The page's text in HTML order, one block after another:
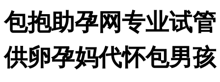
包抱助孕网专业试管
供卵孕妈代怀包男孩